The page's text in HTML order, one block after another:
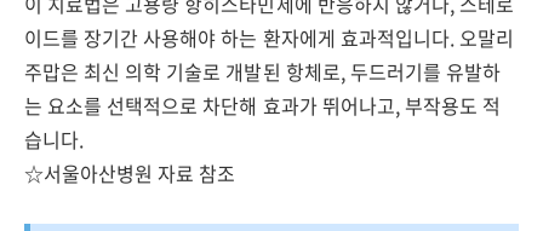
이드를 장기간 사용해야 하는 환자에게 효과적입니다. 오말리
주맙은 최신 의학 기술로 개발된 항체로, 두드러기를 유발하
는 요소를 선택적으로 차단해 효과가 뛰어나고, 부작용도 적
습니다.
☆서울아산병원 자료 참조